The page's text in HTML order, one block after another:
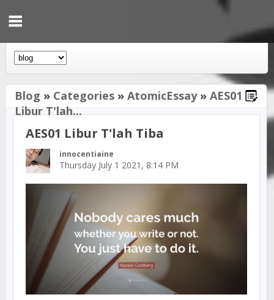
Blog » Categories » AtomicEssay» AES01
Libur T'lah...
AES01 Libur T'lah Tiba
innocentiaine
Thursday July 1 2021, 8:14 PM